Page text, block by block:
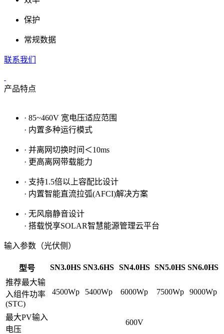
保护
常规数据
联系我们
产品特点
· 85~460V 宽电压适应范围
· 内置多种运行模式
· 并离网切换时间＜10ms
· 更高离网带载能力
· 支持1.5倍以上容配比设计
· 内置智能直流拉弧(AFCI)解决方案
· 无风扇静音设计
· 搭载悦享SOLAR智慧能源管理云平台
输入参数（光伏侧）
型号 SN3.0HS SN3.6HS SN4.0HS SN5.0HS SN6.0HS
推荐最大输
入组件功率
(STC)
4500Wp 5400Wp 6000Wp 7500Wp 9000Wp
最大PV输入
电压
600V